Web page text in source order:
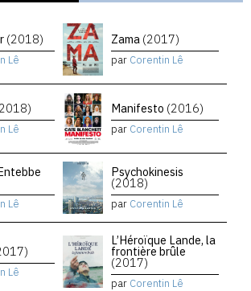
(2018)
Lê
Zama (2017)
par Corentin Lê
Lê
Manifesto (2016)
par Corentin Lê
Lê
Psychokinesis
(2018)
par Corentin Lê
Lê
L’Héroïque Lande, la
frontière brûle
(2017)
par Corentin Lê